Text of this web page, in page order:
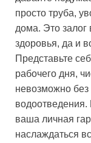
просто труба,
дома. Это залог
здоровья, да и
Представьте
рабочего дня,
невозможно
водоотведения.
ваша личная
наслаждаться